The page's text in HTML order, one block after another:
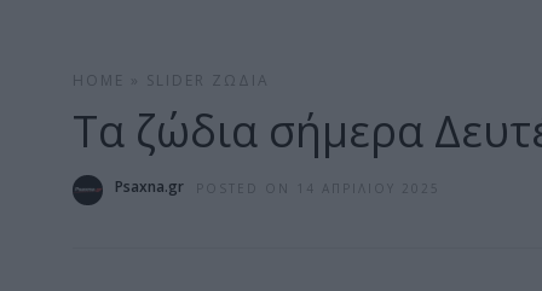
HOME SLIDER ΖΏΔΙΑ
Τα ζώδια σήμερα
Psaxna.gr POSTED ON 14 ΑΠΡΙΛΊΟΥ 2025